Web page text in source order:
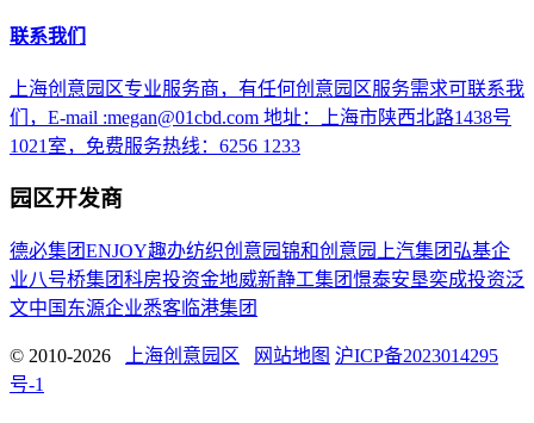
联系我们
上海创意园区专业服务商，有任何创意园区服务需求可联系我
们，E-mail :megan@01cbd.com 地址：上海市陕西北路1438号
1021室，免费服务热线：6256 1233
园区开发商
德必集团ENJOY趣办纺织创意园锦和创意园 上汽集团 弘基企
业八号桥集团科房投资金地威新静工集团憬泰安垦奕成投资泛
文中国 东源企业悉客 临港集团
© 2010-2026 上海创意园区 网站地图 沪ICP备2023014295
号-1